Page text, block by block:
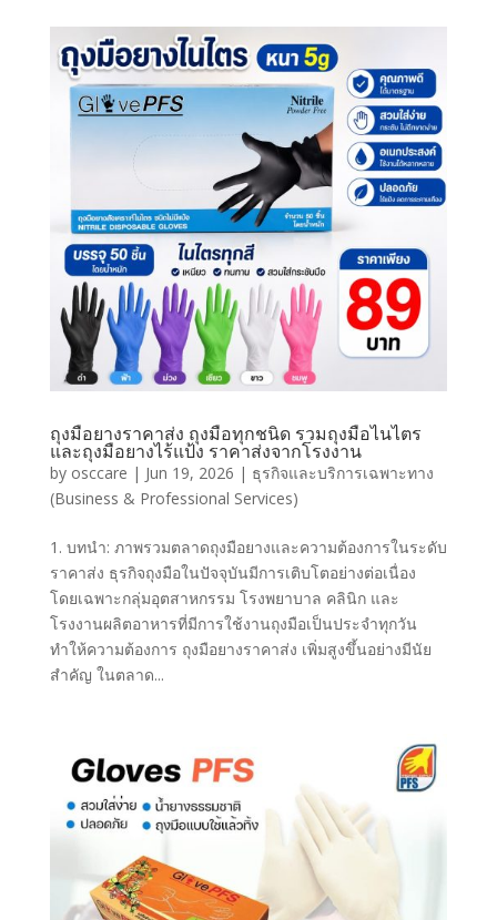
ถุงมือยางราคาส่ง ถุงมือทุกชนิด รวมถุงมือไนไตร
และถุงมือยางไร้แป้ง ราคาส่งจากโรงงาน
by osccare | Jun 19, 2026 | ธุรกิจและบริการเฉพาะทาง
(Business & Professional Services)
1. บทนำ: ภาพรวมตลาดถุงมือยางและความต้องการในระดับ
ราคาส่ง ธุรกิจถุงมือในปัจจุบันมีการเติบโตอย่างต่อเนื่อง
โดยเฉพาะกลุ่มอุตสาหกรรม โรงพยาบาล คลินิก และ
โรงงานผลิตอาหารที่มีการใช้งานถุงมือเป็นประจำทุกวัน
ทำให้ความต้องการ ถุงมือยางราคาส่ง เพิ่มสูงขึ้นอย่างมีนัย
สำคัญ ในตลาด...